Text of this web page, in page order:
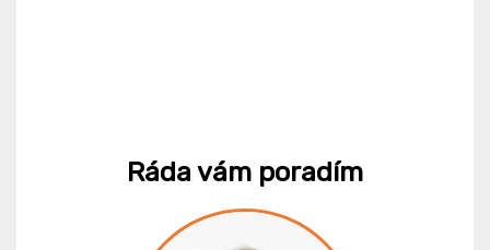
Ráda vám poradím